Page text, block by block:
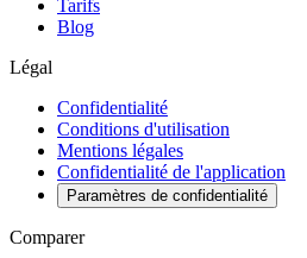
Tarifs
Blog
Légal
Confidentialité
Conditions d'utilisation
Mentions légales
Confidentialité de l'application
Paramètres de confidentialité
Comparer